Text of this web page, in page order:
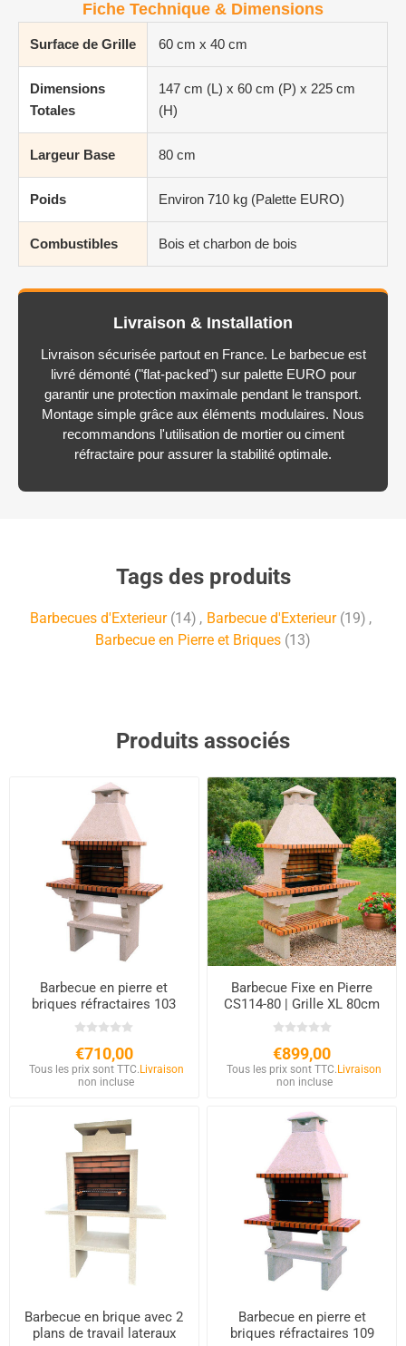
Fiche Technique & Dimensions
Surface de Grille 60 cm x 40 cm
Dimensions
Totales
147 cm (L) x 60 cm (P) x 225 cm
(H)
Largeur Base 80 cm
Poids Environ 710 kg (Palette EURO)
Combustibles Bois et charbon de bois
Livraison & Installation
Livraison sécurisée partout en France. Le barbecue est
livré démonté ("flat-packed") sur palette EURO pour
garantir une protection maximale pendant le transport.
Montage simple grâce aux éléments modulaires. Nous
recommandons l'utilisation de mortier ou ciment
réfractaire pour assurer la stabilité optimale.
Tags des produits
Barbecues d'Exterieur (14) , Barbecue d'Exterieur (19) ,
Barbecue en Pierre et Briques (13)
Produits associés
Barbecue en pierre et
briques réfractaires 103
€710,00
Tous les prix sont TTC.Livraison
non incluse
Barbecue Fixe en Pierre
CS114-80 | Grille XL 80cm
€899,00
Tous les prix sont TTC.Livraison
non incluse
Barbecue en brique avec 2
plans de travail lateraux
Barbecue en pierre et
briques réfractaires 109